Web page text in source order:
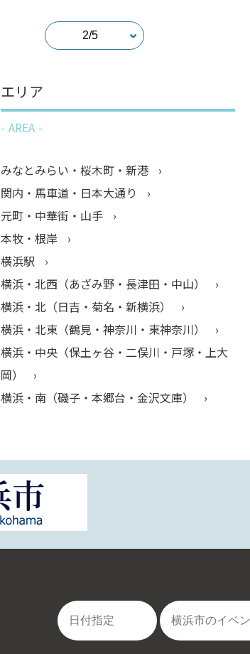
エリア
AREA
みなとみらい・桜木町・新港
関内・馬車道・日本大通り
元町・中華街・山手
本牧・根岸
横浜駅
横浜・北西（あざみ野・長津田・中山）
横浜・北（日吉・菊名・新横浜）
横浜・北東（鶴見・神奈川・東神奈川）
横浜・中央（保土ヶ谷・二俣川・戸塚・上大
岡）
横浜・南（磯子・本郷台・金沢文庫）